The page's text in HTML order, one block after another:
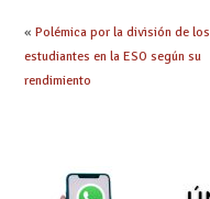
« Polémica por la división de los
estudiantes en la ESO según su
rendimiento